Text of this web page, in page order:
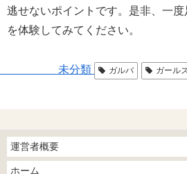
逃せないポイントです。是非、一
を体験してみてください。
未分類 ガルバ ガール
運営者概要
ホーム